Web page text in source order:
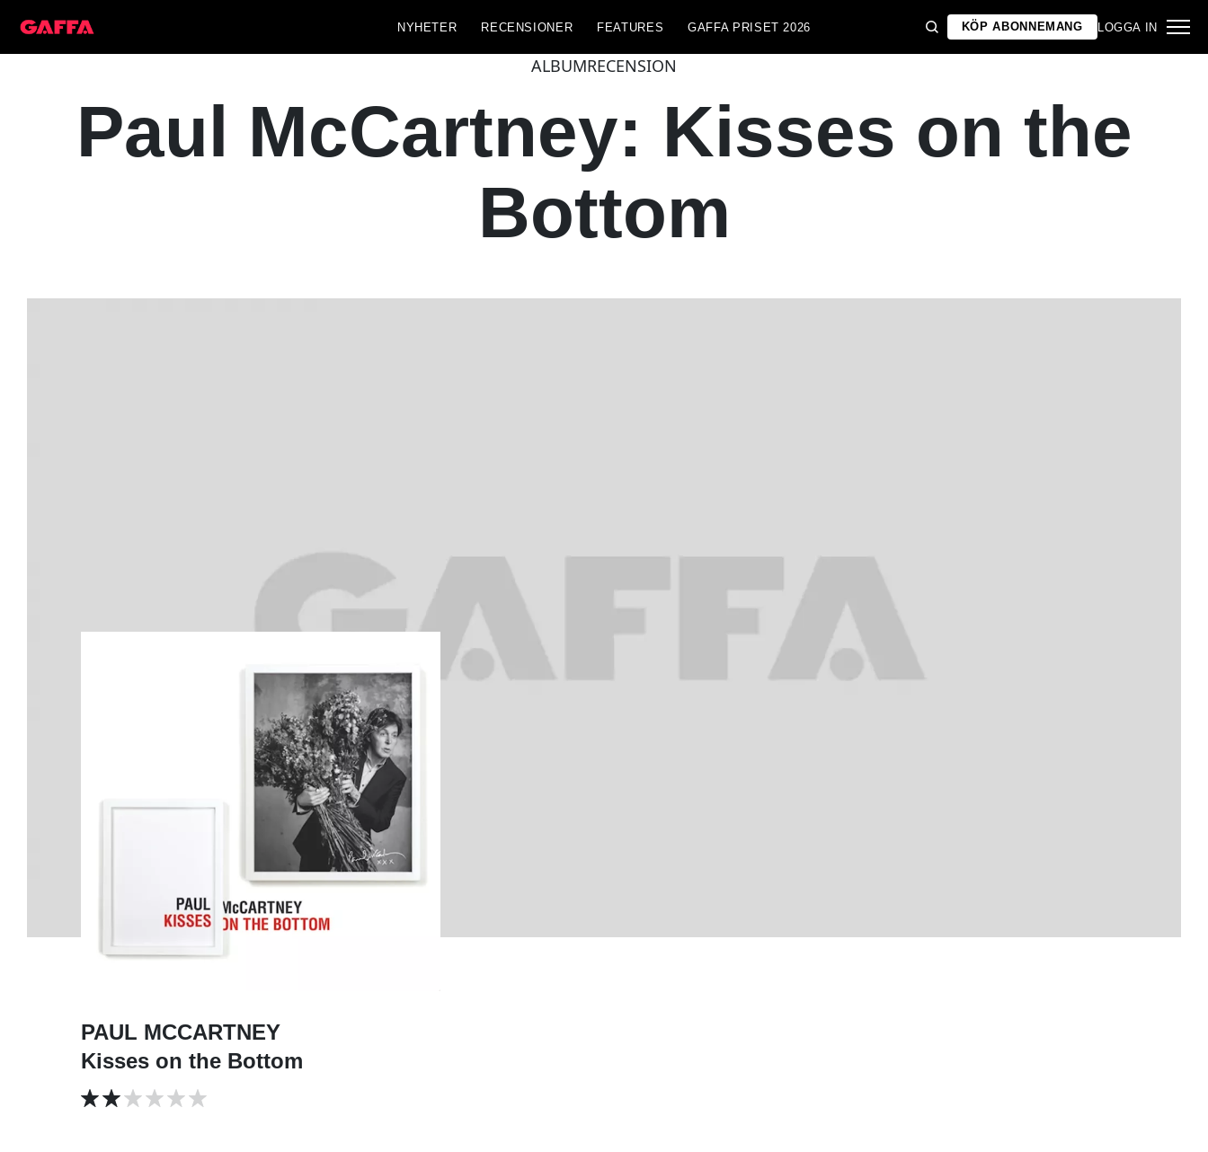
NYHETER RECENSIONER FEATURES GAFFA PRISET 2026 KÖP ABONNEMANG LOGGA IN
ALBUMRECENSION
Paul McCartney: Kisses on the
Bottom
PAUL MCCARTNEY
Kisses on the Bottom